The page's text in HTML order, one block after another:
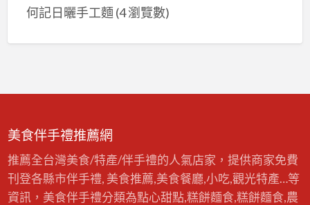
何記日曬手工麵 (4 瀏覽數)
美食伴手禮推薦網
推薦全台灣美食/特產/伴手禮的人氣店家，提供商家免費
刊登各縣市伴手禮, 美食推薦,美食餐廳,小吃,觀光特產…等
資訊，美食伴手禮分類為點心甜點,糕餅麵食,糕餅麵食,農